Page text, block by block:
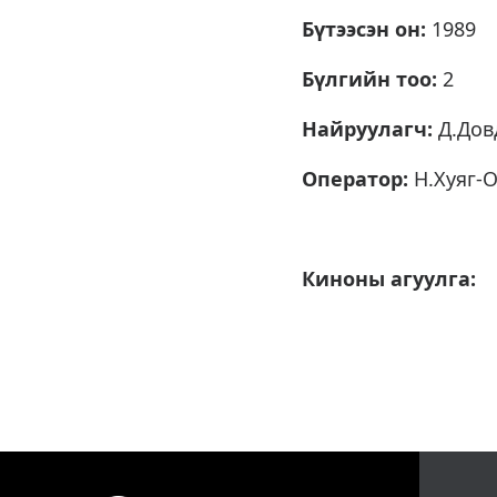
Бүтээсэн он: 1989
Бүлгийн тоо: 2
Найруулагч:
Оператор: Н.Хуяг-
Киноны агуулга: